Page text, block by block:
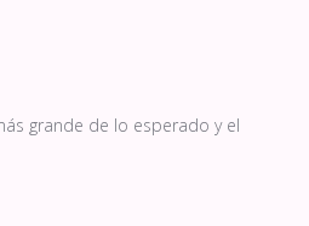
grande de lo esperado y el